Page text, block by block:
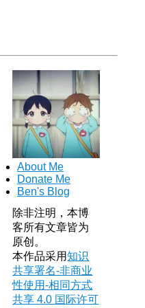
About Me
Donate Me
Ben's Blog
除非注明，本博
客所有文章皆为
原创。
本作品采用知识
共享署名-非商业
性使用-相同方式
共享 4.0 国际许可